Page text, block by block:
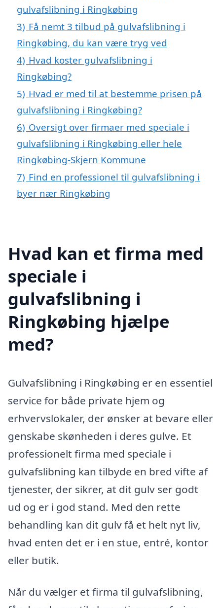
gulvafslibning i Ringkøbing
3) Få nemt 3 tilbud på gulvafslibning i
Ringkøbing, du kan være tryg ved
4) Hvad koster gulvafslibning i
Ringkøbing?
5) Hvad er med til at bestemme prisen på
gulvafslibning i Ringkøbing?
6) Oversigt over firmaer med speciale i
gulvafslibning i Ringkøbing eller hele
Ringkøbing-Skjern Kommune
7) Find en professionel til gulvafslibning i
byer nær Ringkøbing
Hvad kan et firma med
speciale i
gulvafslibning i
Ringkøbing hjælpe
med?
Gulvafslibning i Ringkøbing er en essentiel
service for både private hjem og
erhvervslokaler, der ønsker at bevare eller
genskabe skønheden i deres gulve. Et
professionelt firma med speciale i
gulvafslibning kan tilbyde en bred vifte af
tjenester, der sikrer, at dit gulv ser godt
ud og er i god stand. Med den rette
behandling kan dit gulv få et helt nyt liv,
hvad enten det er i en stue, entré, kontor
eller butik.
Når du vælger et firma til gulvafslibning,